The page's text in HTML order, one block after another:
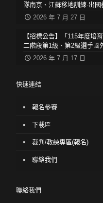
隊南京、江蘇移地訓練-出
2026 年 7 月 27 日
【招標公告】「115年度培
二階段第1級、第2級選手國
2026 年 7 月 17 日
快速連結
報名參賽
下載區
裁判/教練專區(報名)
聯絡我們
聯絡我們